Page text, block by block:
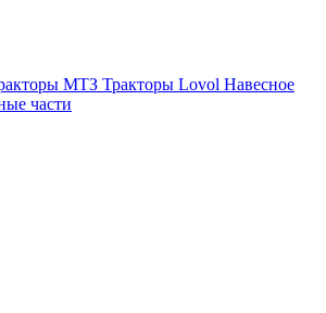
МТЗ Тракторы Lovol Навесное
части